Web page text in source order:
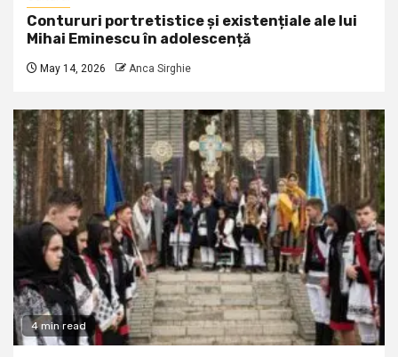
Contururi portretistice și existențiale ale lui
Mihai Eminescu în adolescență
May 14, 2026 Anca Sirghie
4 min read